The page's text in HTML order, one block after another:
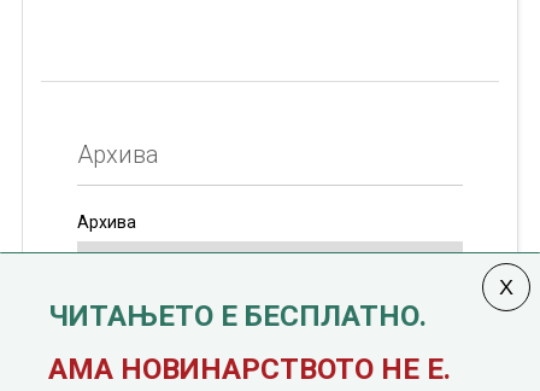
Архива
Архива
јануари, 1991 година
ЧИТАЊЕТО Е БЕСПЛАТНО.
АМА НОВИНАРСТВОТО НЕ Е.